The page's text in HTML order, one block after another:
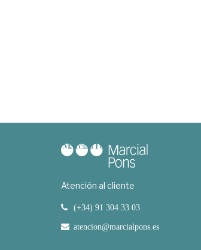
Atención al cliente
(+34) 91 304 33 03
atencion@marcialpons.es